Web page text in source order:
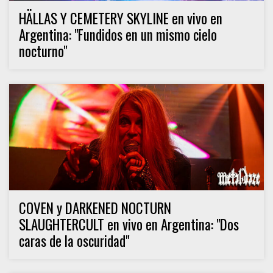
HÄLLAS Y CEMETERY SKYLINE en vivo en
Argentina: "Fundidos en un mismo cielo
nocturno"
COVEN y DARKENED NOCTURN
SLAUGHTERCULT en vivo en Argentina: "Dos
caras de la oscuridad"